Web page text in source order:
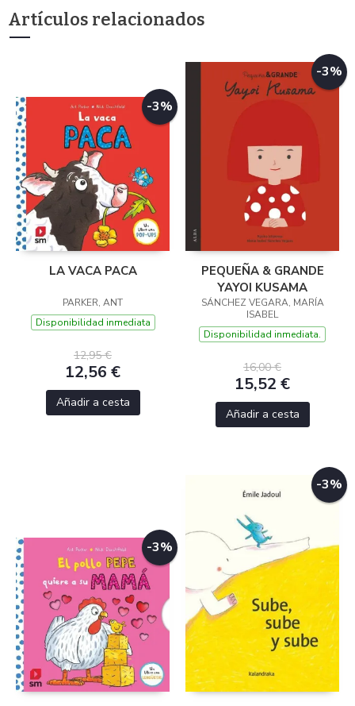
Artículos relacionados
-3%
LA VACA PACA
PARKER, ANT
Disponibilidad inmediata
12,95 €
12,56 €
Añadir a cesta
-3%
PEQUEÑA & GRANDE
YAYOI KUSAMA
SÁNCHEZ VEGARA, MARÍA
ISABEL
Disponibilidad inmediata.
16,00 €
15,52 €
Añadir a cesta
-3%
-3%